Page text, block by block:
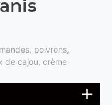
poivrons,
de cajou, crème